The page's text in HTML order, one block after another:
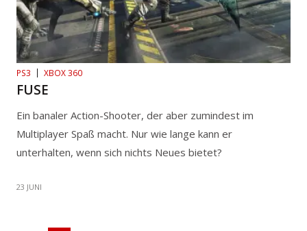
PS3 XBOX 360
FUSE
Ein banaler Action-Shooter, der aber zumindest im
Multiplayer Spaß macht. Nur wie lange kann er
unterhalten, wenn sich nichts Neues bietet?
23 JUNI